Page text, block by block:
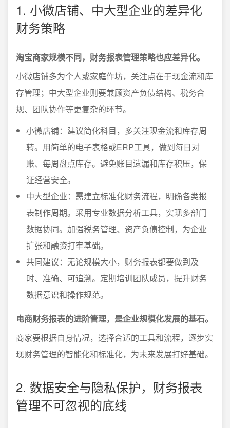
1. 小微店铺、中大型企业的差异化
财务策略
淘宝商家规模不同，财务报表管理策略也应差异化。
小微店铺多为个人或家庭作坊，关注点在于现金流和库
存管理；中大型企业则要兼顾资产负债结构、税务合
规、团队协作等更复杂的环节。
小微店铺：建议简化科目，多关注现金流和库存周
转。用简单的电子表格或ERP工具，做到每日对
账、每周盘点库存。避免账目遗漏和库存积压，保
证经营安全。
中大型企业：需建立标准化财务流程，明确各类报
表制作周期。采用专业数据分析工具，实现多部门
数据协同。加强税务管理、资产负债控制，为企业
扩张和融资打牢基础。
共同建议：无论规模大小，财务报表都要做到及
时、准确、可追溯。定期培训团队成员，提升财务
数据意识和操作规范。
电商财务报表的进阶管理，是企业规模化发展的基石。
商家要根据自身情况，选择合适的工具和流程，逐步实
现财务管理的智能化和标准化，为未来发展打好基础。
2. 数据安全与隐私保护，财务报表
管理不可忽视的底线